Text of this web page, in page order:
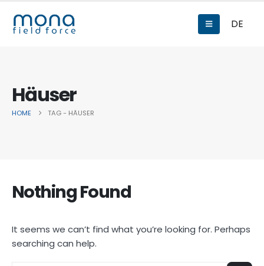
DE
Häuser
HOME TAG - HÄUSER
Nothing Found
It seems we can’t find what you’re looking for. Perhaps
searching can help.